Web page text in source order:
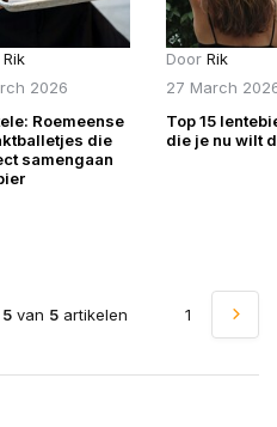
Rik
2026
Roemeense
die
samengaan
Door Rik
27 March
Top 15
die je nu wilt
5 van 5 artikelen 1